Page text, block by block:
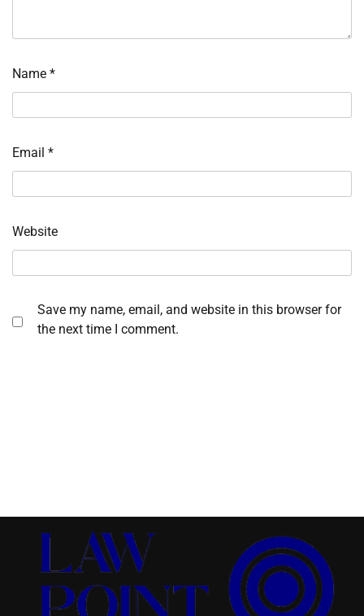
Name *
Email *
Website
Save my name, email, and website in this browser for
the next time I comment.